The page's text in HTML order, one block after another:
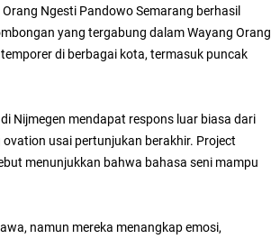
Ngesti Pandowo Semarang berhasil
yang tergabung dalam Wayang Orang
di berbagai kota, termasuk puncak
Nijmegen mendapat respons luar biasa dari
usai pertunjukan berakhir. Project
menunjukkan bahwa bahasa seni mampu
namun mereka menangkap emosi,